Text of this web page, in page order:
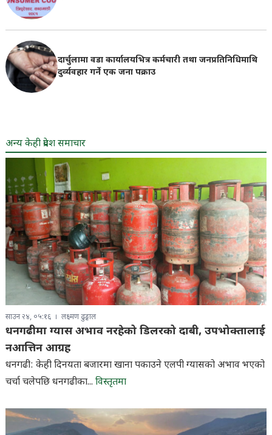
दार्चुलामा वडा कार्यालयभित्र कर्मचारी तथा जनप्रतिनिधिमाथि
दुर्व्यवहार गर्ने एक जना पक्राउ
अन्य केही प्रदेश समाचार
साउन २४, ०५:१६ लक्ष्मण ढुङ्गाल
धनगढीमा ग्यास अभाव नरहेको डिलरको दाबी, उपभोक्तालाई
नआत्तिन आग्रह
धनगढी: केही दिनयता बजारमा खाना पकाउने एलपी ग्यासको अभाव भएको
चर्चा चलेपछि धनगढीका... विस्तृतमा